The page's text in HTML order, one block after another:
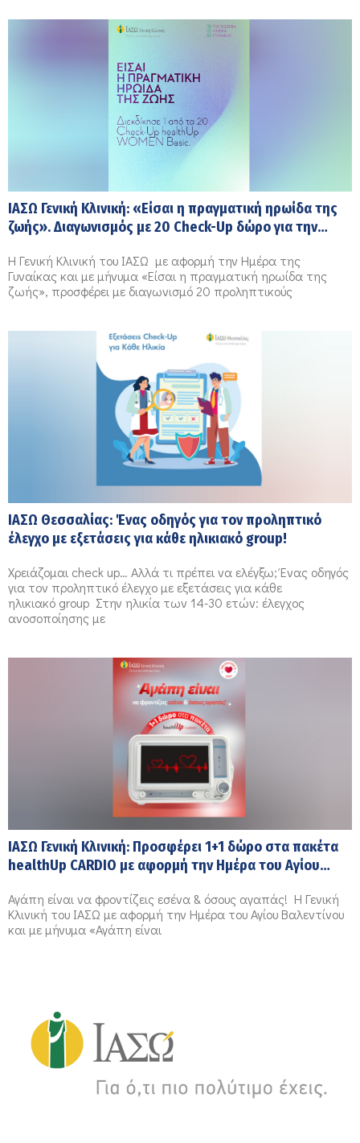
ΙΑΣΩ Γενική Κλινική: «Είσαι η πραγματική ηρωίδα της
ζωής». Διαγωνισμός με 20 Check-Up δώρο για την
H Γενική Κλινική του ΙΑΣΩ με αφορμή την Ημέρα της
Γυναίκας και με μήνυμα «Είσαι η πραγματική ηρωίδα της
ζωής», προσφέρει με διαγωνισμό 20 προληπτικούς
ΙΑΣΩ Θεσσαλίας: Ένας οδηγός για τον προληπτικό
έλεγχο με εξετάσεις για κάθε ηλικιακό group!
Χρειάζομαι check up… Αλλά τι πρέπει να ελέγξω; Ένας οδηγός
για τον προληπτικό έλεγχο με εξετάσεις για κάθε
ηλικιακό group Στην ηλικία των 14-30 ετών: έλεγχος
ανοσοποίησης με
ΙΑΣΩ Γενική Κλινική: Προσφέρει 1+1 δώρο στα πακέτα
healthUp CARDIO με αφορμή την Ημέρα του Αγίου
Αγάπη είναι να φροντίζεις εσένα & όσους αγαπάς! H Γενική
Κλινική του ΙΑΣΩ με αφορμή την Ημέρα του Αγίου Βαλεντίνου
και με μήνυμα «Αγάπη είναι